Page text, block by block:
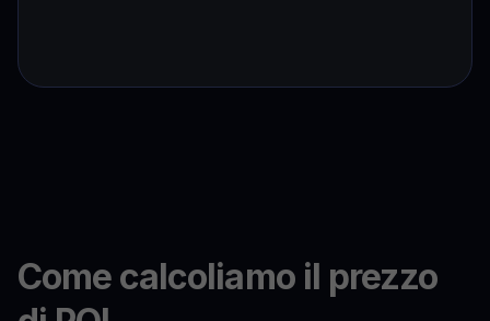
Come calcoliamo il prezzo